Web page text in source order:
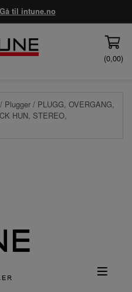
Gå til intune.no
(0,00)
/ Plugger / PLUGG, OVERGANG,
HUN, STEREO,